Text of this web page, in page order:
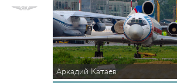
Аркадий Катаев